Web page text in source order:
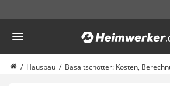
Haus & Bau
Außenleuchte mit Kamera
Ozongenerator
Hausbau Basaltschotter: Kosten,